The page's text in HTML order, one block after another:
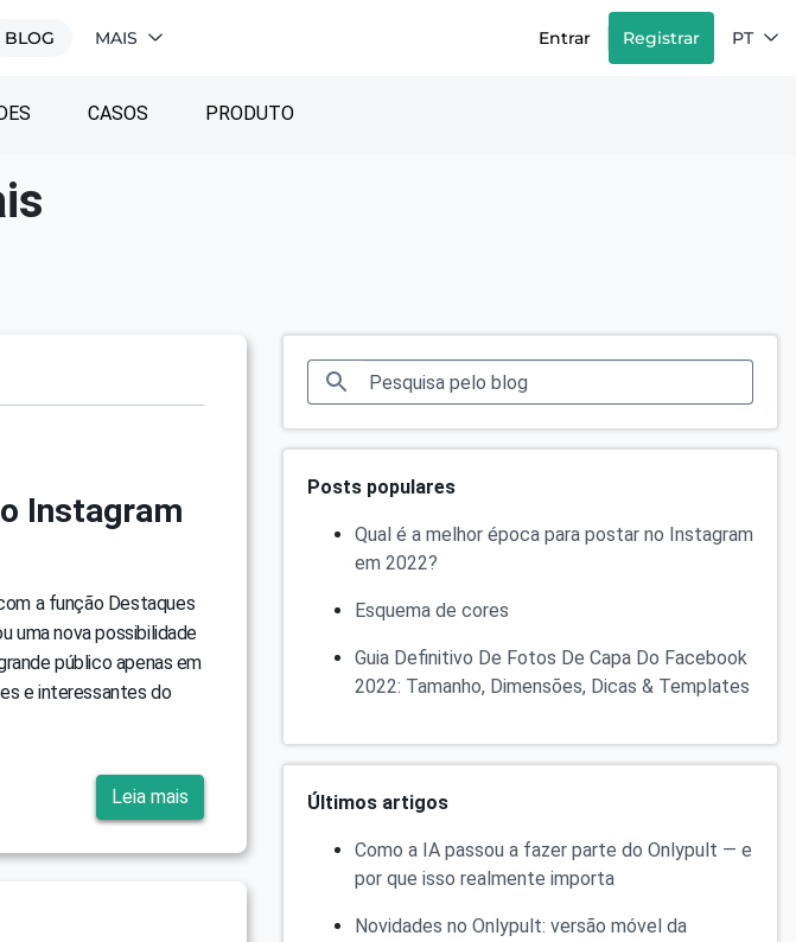
BLOG MAIS Entrar Registrar PT
CASOS PRODUTO
Instagram
a função Destaques
uma nova possibilidade
público apenas em
e interessantes do
Leia mais
Posts populares
Qual é a melhor época para postar no Instagram
em 2022?
Esquema de cores
Guia Definitivo De Fotos De Capa Do Facebook
2022: Tamanho, Dimensões, Dicas & Templates
Últimos artigos
Como a IA passou a fazer parte do Onlypult — e
por que isso realmente importa
Novidades no Onlypult: versão móvel da